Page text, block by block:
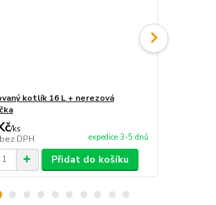
kotlík 16 L + nerezová
/ks
bez DPH expedice 3-5 dnů
Přidat do košíku